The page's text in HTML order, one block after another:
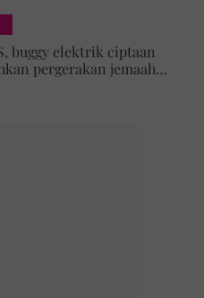
buggy elektrik ciptaan
pergerakan jemaah